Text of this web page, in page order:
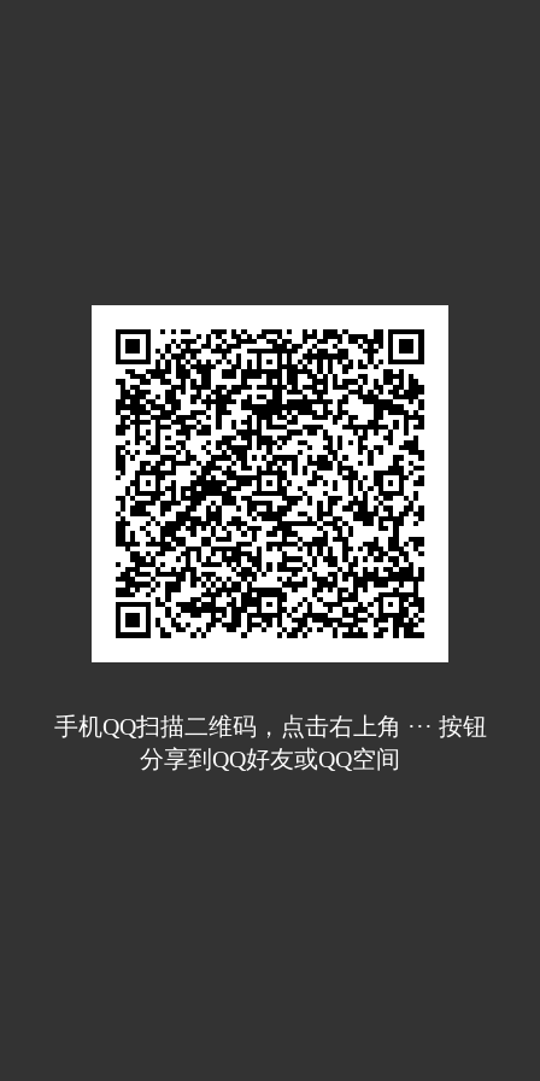
手机QQ扫描二维码，点击右上角 ··· 按钮
分享到QQ好友或QQ空间